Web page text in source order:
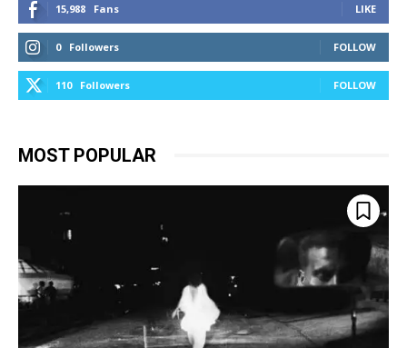
15,988 Fans LIKE
0 Followers FOLLOW
110 Followers FOLLOW
MOST POPULAR